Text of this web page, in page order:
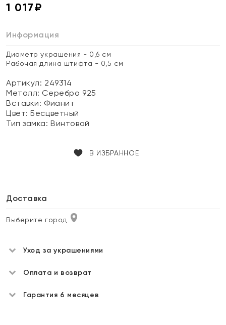
1 017₽
Информация
Диаметр украшения - 0,6 см
Рабочая длина штифта - 0,5 см
Артикул: 249314
Металл: Серебро 925
Вставки: Фианит
Цвет:Бесцветный
Тип замка:Винтовой
В ИЗБРАННОЕ
Доставка
Выберите город
Уход за украшениями
Оплата и возврат
Гарантия 6 месяцев